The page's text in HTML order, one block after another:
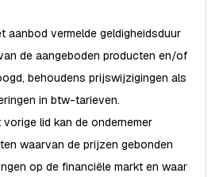
aanbod vermelde geldigheidsduur
de aangeboden producten en/of
behoudens prijswijzigingen als
in btw-tarieven.
lid kan de ondernemer
waarvan de prijzen gebonden
op de financiële markt en waar